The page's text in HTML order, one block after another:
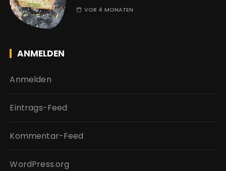
VOR 4 MONATEN
ANMELDEN
Anmelden
Eintrags-Feed
Kommentar-Feed
WordPress.org